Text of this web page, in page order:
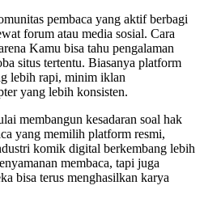
pembaca yang aktif berbagi
forum atau media sosial. Cara
Kamu bisa tahu pengalaman
situs tertentu. Biasanya platform
lebih rapi, minim iklan
yang lebih konsisten.
membangun kesadaran soal hak
yang memilih platform resmi,
komik digital berkembang lebih
membaca, tapi juga
bisa terus menghasilkan karya